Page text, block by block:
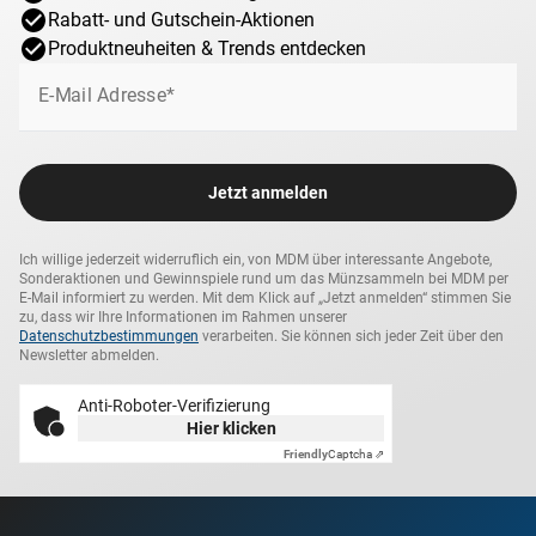
Rabatt- und Gutschein-Aktionen
Produktneuheiten & Trends entdecken
E-Mail Adresse*
Jetzt anmelden
Ich willige jederzeit widerruflich ein, von MDM über interessante Angebote,
Sonderaktionen und Gewinnspiele rund um das Münzsammeln bei MDM per
E-Mail informiert zu werden. Mit dem Klick auf „Jetzt anmelden“ stimmen Sie
zu, dass wir Ihre Informationen im Rahmen unserer
Datenschutzbestimmungen verarbeiten. Sie können sich jeder Zeit über den
Newsletter abmelden.
Anti-Roboter-Verifizierung
Hier klicken
FriendlyCaptcha ⇗